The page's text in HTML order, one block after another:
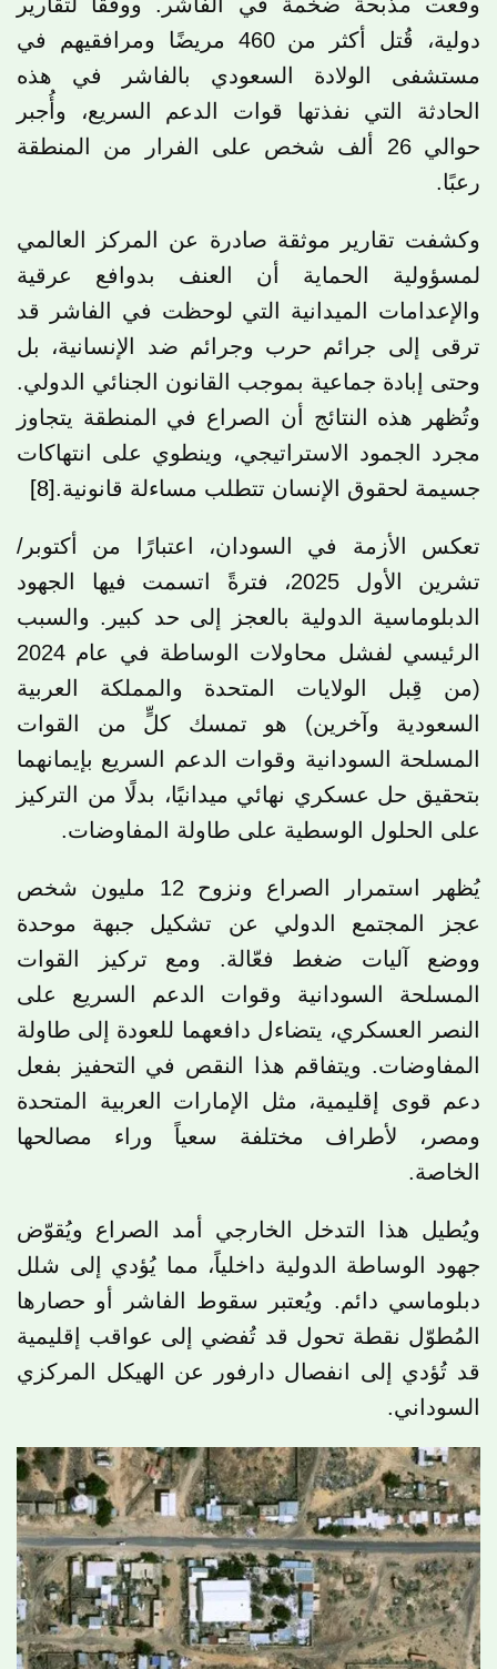
وقعت مذبحة ضخمة في الفاشر. ووفقًا لتقارير
دولية، قُتل أكثر من 460 مريضًا ومرافقيهم في
مستشفى الولادة السعودي بالفاشر في هذه
الحادثة التي نفذتها قوات الدعم السريع، وأُجبر
حوالي 26 ألف شخص على الفرار من المنطقة
رعبًا.
وكشفت تقارير موثقة صادرة عن المركز العالمي
لمسؤولية الحماية أن العنف بدوافع عرقية
والإعدامات الميدانية التي لوحظت في الفاشر قد
ترقى إلى جرائم حرب وجرائم ضد الإنسانية، بل
وحتى إبادة جماعية بموجب القانون الجنائي الدولي.
وتُظهر هذه النتائج أن الصراع في المنطقة يتجاوز
مجرد الجمود الاستراتيجي، وينطوي على انتهاكات
جسيمة لحقوق الإنسان تتطلب مساءلة قانونية.[8]
تعكس الأزمة في السودان، اعتبارًا من أكتوبر/
تشرين الأول 2025، فترةً اتسمت فيها الجهود
الدبلوماسية الدولية بالعجز إلى حد كبير. والسبب
الرئيسي لفشل محاولات الوساطة في عام 2024
(من قِبل الولايات المتحدة والمملكة العربية
السعودية وآخرين) هو تمسك كلٍّ من القوات
المسلحة السودانية وقوات الدعم السريع بإيمانهما
بتحقيق حل عسكري نهائي ميدانيًا، بدلًا من التركيز
على الحلول الوسطية على طاولة المفاوضات.
يُظهر استمرار الصراع ونزوح 12 مليون شخص
عجز المجتمع الدولي عن تشكيل جبهة موحدة
ووضع آليات ضغط فعّالة. ومع تركيز القوات
المسلحة السودانية وقوات الدعم السريع على
النصر العسكري، يتضاءل دافعهما للعودة إلى طاولة
المفاوضات. ويتفاقم هذا النقص في التحفيز بفعل
دعم قوى إقليمية، مثل الإمارات العربية المتحدة
ومصر، لأطراف مختلفة سعياً وراء مصالحها
الخاصة.
ويُطيل هذا التدخل الخارجي أمد الصراع ويُقوّض
جهود الوساطة الدولية داخلياً، مما يُؤدي إلى شلل
دبلوماسي دائم. ويُعتبر سقوط الفاشر أو حصارها
المُطوّل نقطة تحول قد تُفضي إلى عواقب إقليمية
قد تُؤدي إلى انفصال دارفور عن الهيكل المركزي
السوداني.